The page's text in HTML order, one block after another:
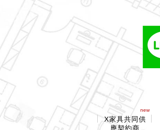
new
X家具共同供
應契約商